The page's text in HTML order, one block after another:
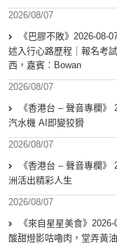
2026/08/07
《巴膠不敗》2026-08-
述入行心路歷程｜報名考
西，嘉賓︰Bowan
2026/08/07
《香港台 – 聲音專欄
汽水機 AI即變狡猾
2026/08/07
《香港台 – 聲音專欄
洲活出精彩人生
2026/08/07
《來自星星美食》
酸甜燈影咕嚕肉，堂弄黃